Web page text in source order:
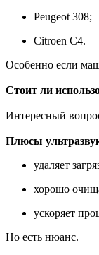
Peugeot 308;
Citroen C4.
Особенно если
Стоит ли
Интересный
Плюсы
удаляет
хорошо
ускоряет
Но есть нюанс.